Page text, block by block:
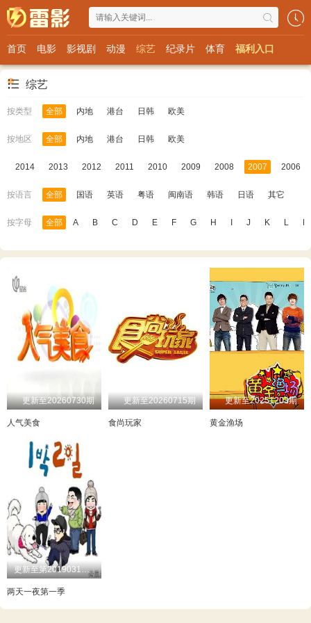
首页 电影 影视剧 动漫 综艺 纪录片 体育 福利入口
综艺
按类型 全部 内地 港台 日韩 欧美
按地区 全部 内地 港台 日韩 欧美
2014 2013 2012 2011 2010 2009 2008 2007 2006
按语言 全部 国语 英语 粤语 闽南语 韩语 日语 其它
按字母 全部 A B C D E F G H J K L
更新至20260730期
人气美食
更新至20260715期
食尚玩家
更新至20251203期
黄金渔场
更新至第20190311期
两天一夜第一季